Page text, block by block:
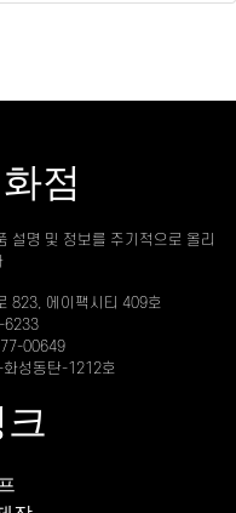
점
설명 및 정보를 주기적으로 올리
823, 에이팩시티 409호
6233
00649
성동탄-1212호